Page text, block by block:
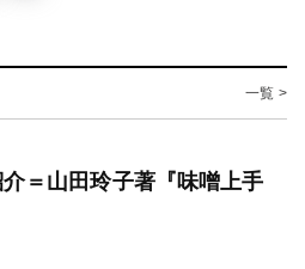
一覧 >
＝山田玲子著『味噌上手